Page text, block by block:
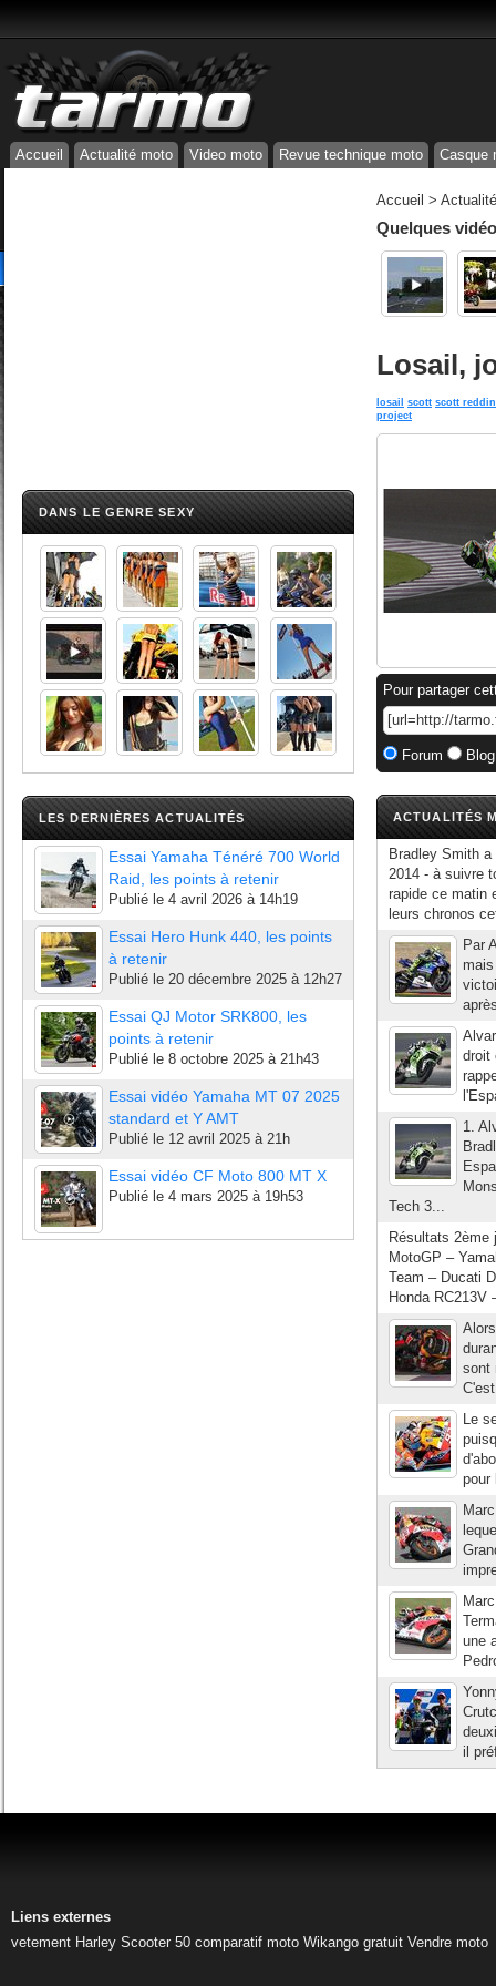
Accueil Actualité moto Video moto Revue technique moto Casque
DANS LE GENRE SEXY
LES DERNIÈRES ACTUALITÉS
Essai Yamaha Ténéré 700 World
Raid, les points à retenir
Publié le 4 avril 2026 à 14h19
Essai Hero Hunk 440, les points
à retenir
Publié le 20 décembre 2025 à 12h27
Essai QJ Motor SRK800, les
points à retenir
Publié le 8 octobre 2025 à 21h43
Essai vidéo Yamaha MT 07 2025
standard et Y AMT
Publié le 12 avril 2025 à 21h
Essai vidéo CF Moto 800 MT X
Publié le 4 mars 2025 à 19h53
Accueil >
Quelques
Losail,
losail scott scott
project
Pour partager
Forum
ACTUALITÉS
Bradley Smith
2014 - à suivre
rapide ce matin
leurs chronos
Par
droit
1.
Tech 3...
Résultats 2ème
MotoGP –
Team – Ducati
Honda RC213V
sont
Le
pour
une
il
Liens externes
vetement Harley Scooter 50 comparatif moto Wikango gratuit Vendre moto